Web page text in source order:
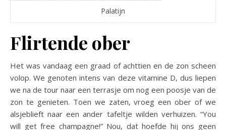
Palatijn
Flirtende ober
Het was vandaag een graad of achttien en de zon scheen
volop. We genoten intens van deze vitamine D, dus liepen
we na de tour naar een terrasje om nog een poosje van de
zon te genieten. Toen we zaten, vroeg een ober of we
alsjeblieft naar een ander tafeltje wilden verhuizen. “You
will get free champagne!” Nou, dat hoefde hij ons geen